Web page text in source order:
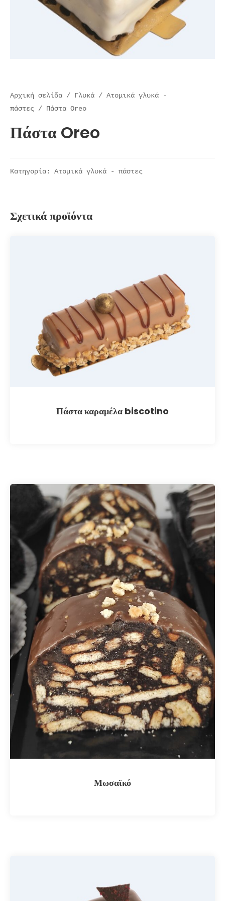
Αρχική σελίδα / Γλυκά / Ατομικά γλυκά -
πάστες / Πάστα Oreo
Πάστα Oreo
Κατηγορία: Ατομικά γλυκά - πάστες
Σχετικά προϊόντα
Πάστα καραμέλα biscotino
Μωσαϊκό